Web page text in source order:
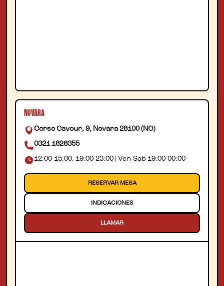
NOVARA
Corso Cavour, 9, Novara 28100 (NO)
0321 1828355
12:00-15:00, 19:00-23:00 | Ven-Sab 19:00-00:00
RESERVAR MESA
INDICACIONES
LLAMAR